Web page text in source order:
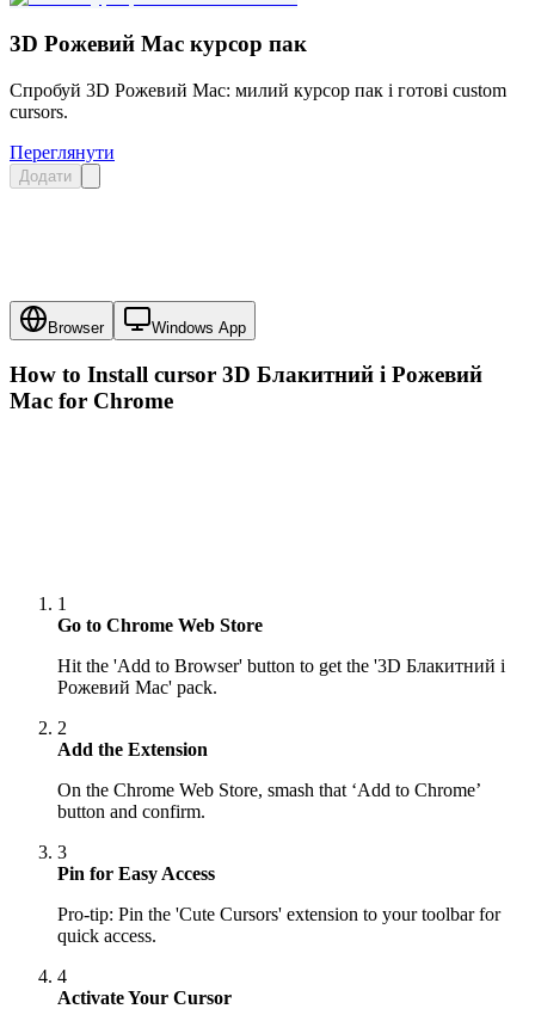
3D Рожевий Mac курсор пак
Спробуй 3D Рожевий Mac: милий курсор пак і готові custom
cursors.
Переглянути
Додати
Browser Windows App
How to Install cursor 3D Блакитний і Рожевий
Mac for Chrome
1
Go to Chrome Web Store
Hit the 'Add to Browser' button to get the '3D Блакитний і
Рожевий Mac' pack.
2
Add the Extension
On the Chrome Web Store, smash that ‘Add to Chrome’
button and confirm.
3
Pin for Easy Access
Pro-tip: Pin the 'Cute Cursors' extension to your toolbar for
quick access.
4
Activate Your Cursor